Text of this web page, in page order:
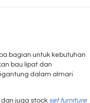
bagian untuk kebutuhan
bau lipat dan
dalam almari
juga stock set furniture